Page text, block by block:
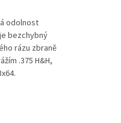
odolnost
bezchybný
rázu zbraně
.375 H&H,